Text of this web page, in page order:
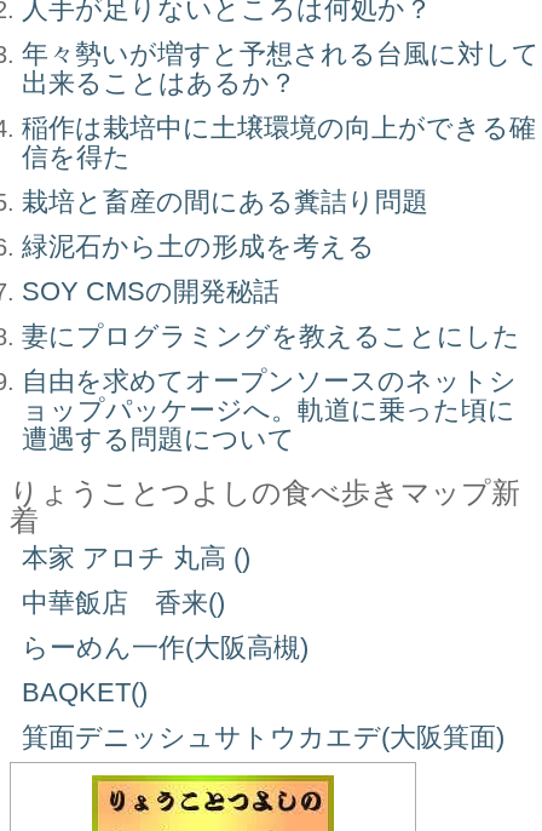
人手が足りないところは何処か？
年々勢いが増すと予想される台風に対して
出来ることはあるか？
稲作は栽培中に土壌環境の向上ができる確
信を得た
栽培と畜産の間にある糞詰り問題
緑泥石から土の形成を考える
SOY CMSの開発秘話
妻にプログラミングを教えることにした
自由を求めてオープンソースのネットシ
ョップパッケージへ。軌道に乗った頃に
遭遇する問題について
りょうことつよしの食べ歩きマップ新
着
本家 アロチ 丸高 ()
中華飯店 香来()
らーめん一作(大阪高槻)
BAQKET()
箕面デニッシュサトウカエデ(大阪箕面)